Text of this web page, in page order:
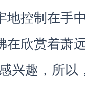
地控制在手
在欣赏着萧
兴趣，所以